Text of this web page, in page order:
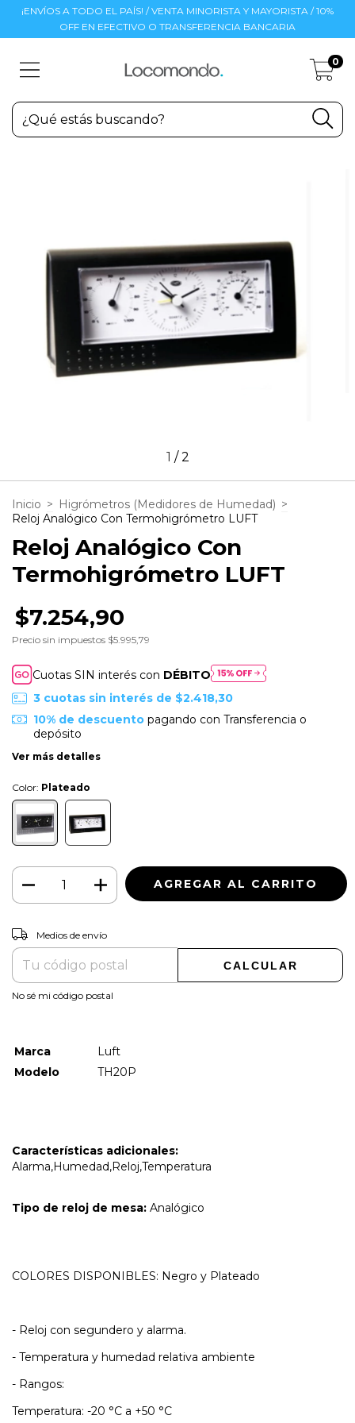
¡ENVÍOS A TODO EL PAÍS! / VENTA MINORISTA Y MAYORISTA / 10%
OFF EN EFECTIVO O TRANSFERENCIA BANCARIA
0
1 /2
Inicio > Higrómetros (Medidores de Humedad) >
Reloj Analógico Con Termohigrómetro LUFT
Reloj Analógico Con
Termohigrómetro LUFT
$7.254,90
Precio sin impuestos $5.995,79
Cuotas SIN interés con DÉBITO
3 cuotas sin interés de $2.418,30
10% de descuentopagando con Transferencia o
depósito
Ver más detalles
Color: Plateado
Entregas para el CP:
Medios de envío
CALCULAR
No sé mi código postal
Marca
Luft
Modelo
TH20P
Características adicionales:
Alarma,Humedad,Reloj,Temperatura
Tipo de reloj de mesa: Analógico
COLORES DISPONIBLES: Negro y Plateado
- Reloj con segundero y alarma.
- Temperatura y humedad relativa ambiente
- Rangos:
Temperatura: -20 °C a +50 °C